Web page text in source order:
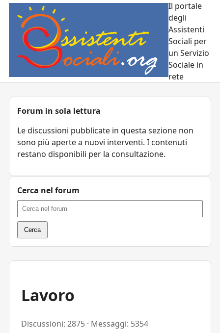
Il portale
degli
Assistenti
Sociali per
un Servizio
Sociale in
rete
Lavoro
Discussioni: 2875 · Messaggi: 5354
Forum in sola lettura
Le discussioni pubblicate in questa sezione non
sono più aperte a nuovi interventi. I contenuti
restano disponibili per la consultazione.
Cerca nel forum
Cerca